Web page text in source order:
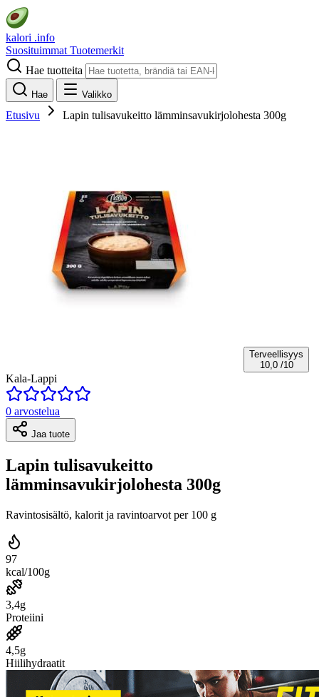
kalori .info
Suosituimmat Tuotemerkit
Hae tuotteita
Hae Valikko
Etusivu Lapin tulisavukeitto lämminsavukirjolohesta 300g
Terveellisyys
10,0 /10
Kala-Lappi
0 arvostelua
Jaa tuote
Lapin tulisavukeitto
lämminsavukirjolohesta 300g
Ravintosisältö, kalorit ja ravintoarvot per 100 g
97
kcal/100g
3,4g
Proteiini
4,5g
Hiilihydraatit